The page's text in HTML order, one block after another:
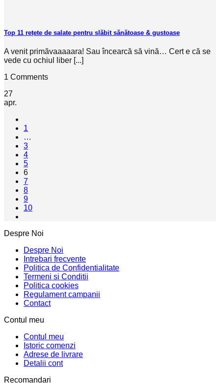
Top 11 rețete de salate pentru slăbit sănătoase & gustoase
A venit primăvaaaaara! Sau încearcă să vină… Cert e că se
vede cu ochiul liber [...]
1 Comments
27
apr.
1
…
3
4
5
6
7
8
9
10
Despre Noi
Despre Noi
Intrebari frecvente
Politica de Confidentialitate
Termeni si Conditii
Politica cookies
Regulament campanii
Contact
Contul meu
Contul meu
Istoric comenzi
Adrese de livrare
Detalii cont
Recomandari